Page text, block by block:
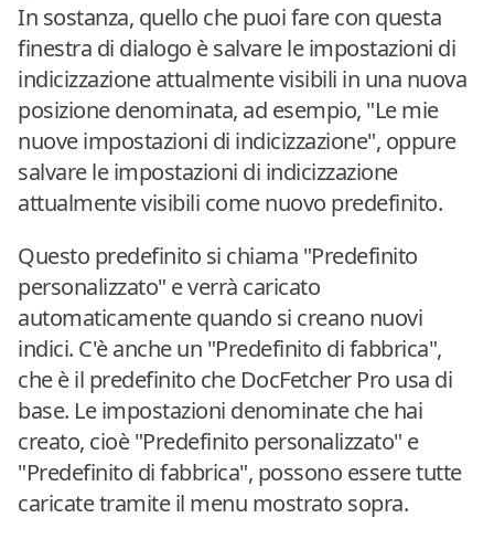
In sostanza, quello che puoi fare con questa
finestra di dialogo è salvare le impostazioni di
indicizzazione attualmente visibili in una nuova
posizione denominata, ad esempio, "Le mie
nuove impostazioni di indicizzazione", oppure
salvare le impostazioni di indicizzazione
attualmente visibili come nuovo predefinito.
Questo predefinito si chiama "Predefinito
personalizzato" e verrà caricato
automaticamente quando si creano nuovi
indici. C'è anche un "Predefinito di fabbrica",
che è il predefinito che DocFetcher Pro usa di
base. Le impostazioni denominate che hai
creato, cioè "Predefinito personalizzato" e
"Predefinito di fabbrica", possono essere tutte
caricate tramite il menu mostrato sopra.